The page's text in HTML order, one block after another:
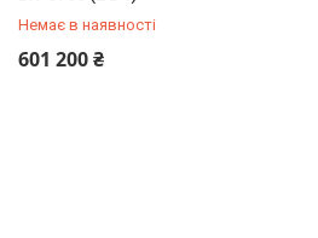
Обладнання для ремонту
спецтехніки
Немає в наявності
601 200 ₴
+380 (66) 933-92-56